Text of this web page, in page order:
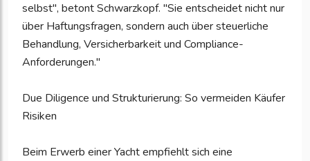
selbst", betont Schwarzkopf. "Sie entscheidet nicht nur
über Haftungsfragen, sondern auch über steuerliche
Behandlung, Versicherbarkeit und Compliance-
Anforderungen."
Due Diligence und Strukturierung: So vermeiden Käufer
Risiken
Beim Erwerb einer Yacht empfiehlt sich eine